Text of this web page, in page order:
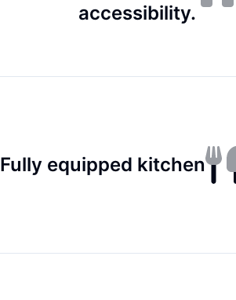
accessibility.
Fully equipped kitchen